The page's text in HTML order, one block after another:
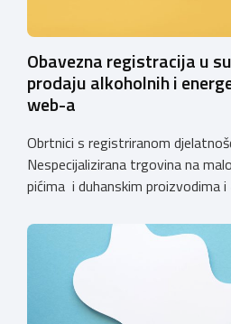
Obavezna registracija u
prodaju alkoholnih i
web-a
Obrtnici s registriranom
Nespecijalizirana trgovina na
pićima i duhanskim proizvodima
koja sadrže alkohol i energetska
svoje poslovne procese i
vjerodostojnu provjeru
sustava e-Građani ili putem